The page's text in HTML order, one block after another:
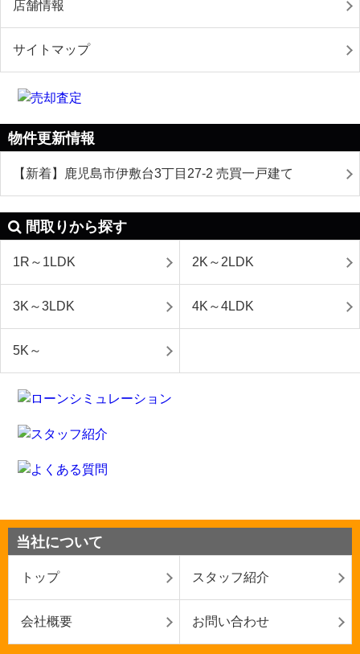
店舗情報
サイトマップ
物件更新情報
【新着】鹿児島市伊敷台3丁目27-2 売買一戸建て
間取りから探す
1R～1LDK 2K～2LDK
3K～3LDK 4K～4LDK
5K～
当社について
トップ スタッフ紹介
会社概要 お問い合わせ